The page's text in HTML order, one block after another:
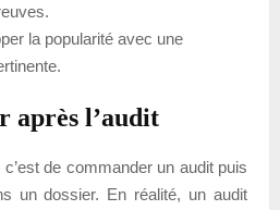
la popularité avec une
après l’audit
c’est de commander un audit puis
un dossier. En réalité, un audit